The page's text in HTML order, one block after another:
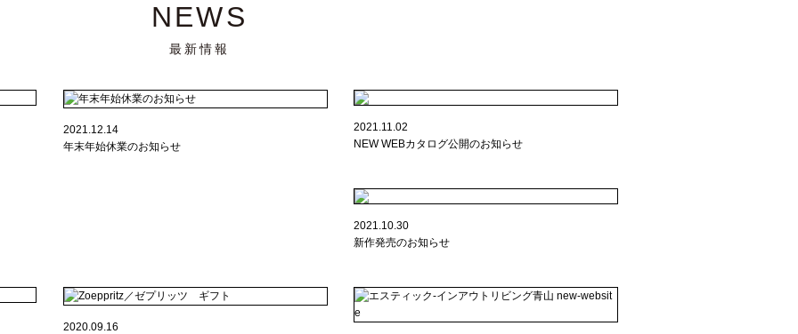
NEWS
最新情報
2021.12.14
年末年始休業のお知らせ
2021.11.02
NEW WEBカタログ公開のお知らせ
2021.10.30
新作発売のお知らせ
2020.09.16